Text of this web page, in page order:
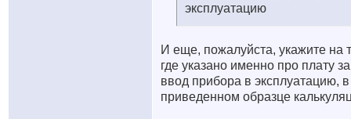
эксплуатацию
И еще, пожалуйста, укажите на
где указано именно про плату за
ввод прибора в эксплуатацию, в
приведенном образце